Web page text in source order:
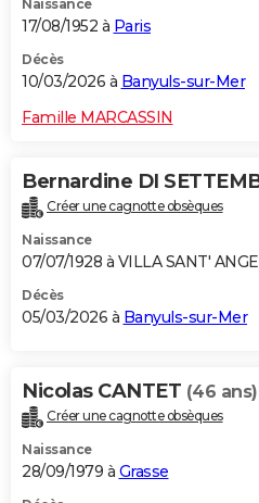
Naissance
17/08/1952 à Paris
Décès
10/03/2026 à Banyuls-sur-Mer
Famille MARCASSIN
Bernardine DI
Créer une cagnotte obsèques
Naissance
07/07/1928 à VILLA SANT'
Décès
05/03/2026 à Banyuls-sur-Mer
Nicolas CANTET (46 ans)
Créer une cagnotte obsèques
Naissance
28/09/1979 à Grasse